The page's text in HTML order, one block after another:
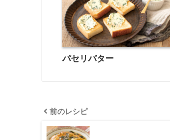
パセリバター
前のレシピ